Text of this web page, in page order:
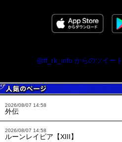
@ff_rk_info からのツイート
2026/08/07 14:58
外伝
2026/08/07 14:58
ルーンレイピア【XIII】